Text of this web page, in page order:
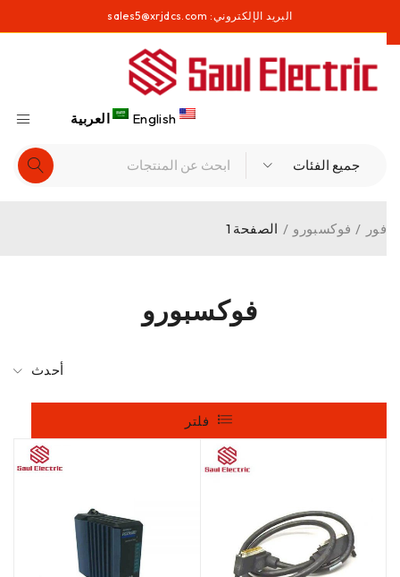
البريد الإلكتروني:sales5@xrjdcs.com
English العربية
فوكسبورو
فور / فوكسبورو / الصفحة 1
أحدث
فلتر